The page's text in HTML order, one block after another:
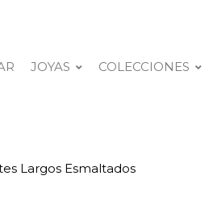
JOYAS COLECCIONES
Largos Esmaltados